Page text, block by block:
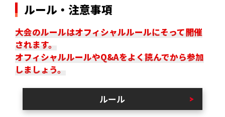
ルール・注意事項
大会のルールはオフィシャルルールにそって開催
されます。
オフィシャルルールやQ&Aをよく読んでから参加
しましょう。
ルール